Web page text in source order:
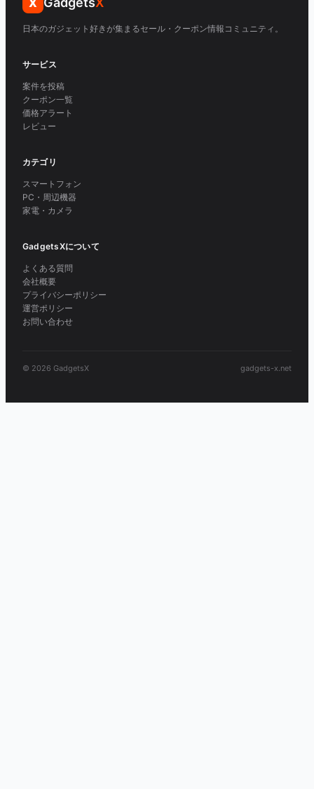
日本のガジェット好きが集まるセール・クーポン情報コミュニティ。
サービス
案件を投稿
クーポン一覧
価格アラート
レビュー
カテゴリ
スマートフォン
PC・周辺機器
家電・カメラ
GadgetsXについて
よくある質問
会社概要
プライバシーポリシー
運営ポリシー
お問い合わせ
© 2026 GadgetsX gadgets-x.net